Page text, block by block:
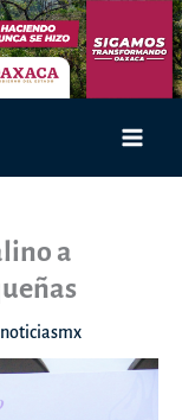
a